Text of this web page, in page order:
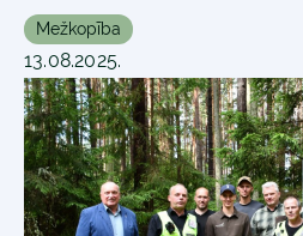
Mežkopība
13.08.2025.